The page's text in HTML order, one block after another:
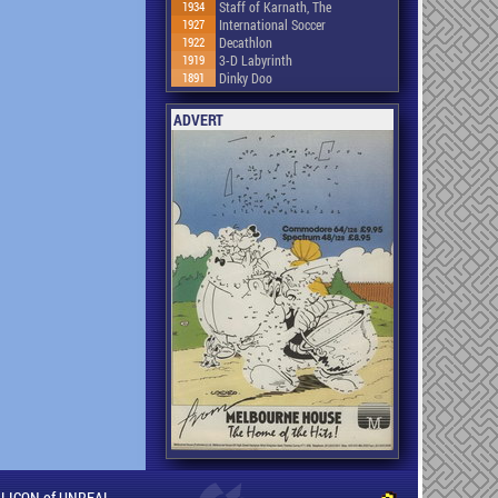
1934 Staff of Karnath, The
1927 International Soccer
1922 Decathlon
1919 3-D Labyrinth
1891 Dinky Doo
ADVERT